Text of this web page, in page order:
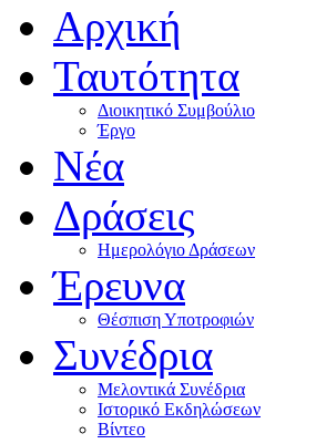
Αρχική
Ταυτότητα
Διοικητικό Συμβούλιο
Έργο
Νέα
Δράσεις
Ημερολόγιο Δράσεων
Έρευνα
Θέσπιση Υποτροφιών
Συνέδρια
Μελοντικά Συνέδρια
Ιστορικό Εκδηλώσεων
Βίντεο